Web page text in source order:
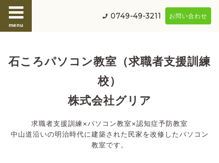
menu
0749-49-3211 お問い合わせ
石ころパソコン教室（求職者支援訓練
校）
株式会社グリア
求職者支援訓練×パソコン教室×認知症予防教室
中山道沿いの明治時代に建築された民家を改修したパソコン
教室です。